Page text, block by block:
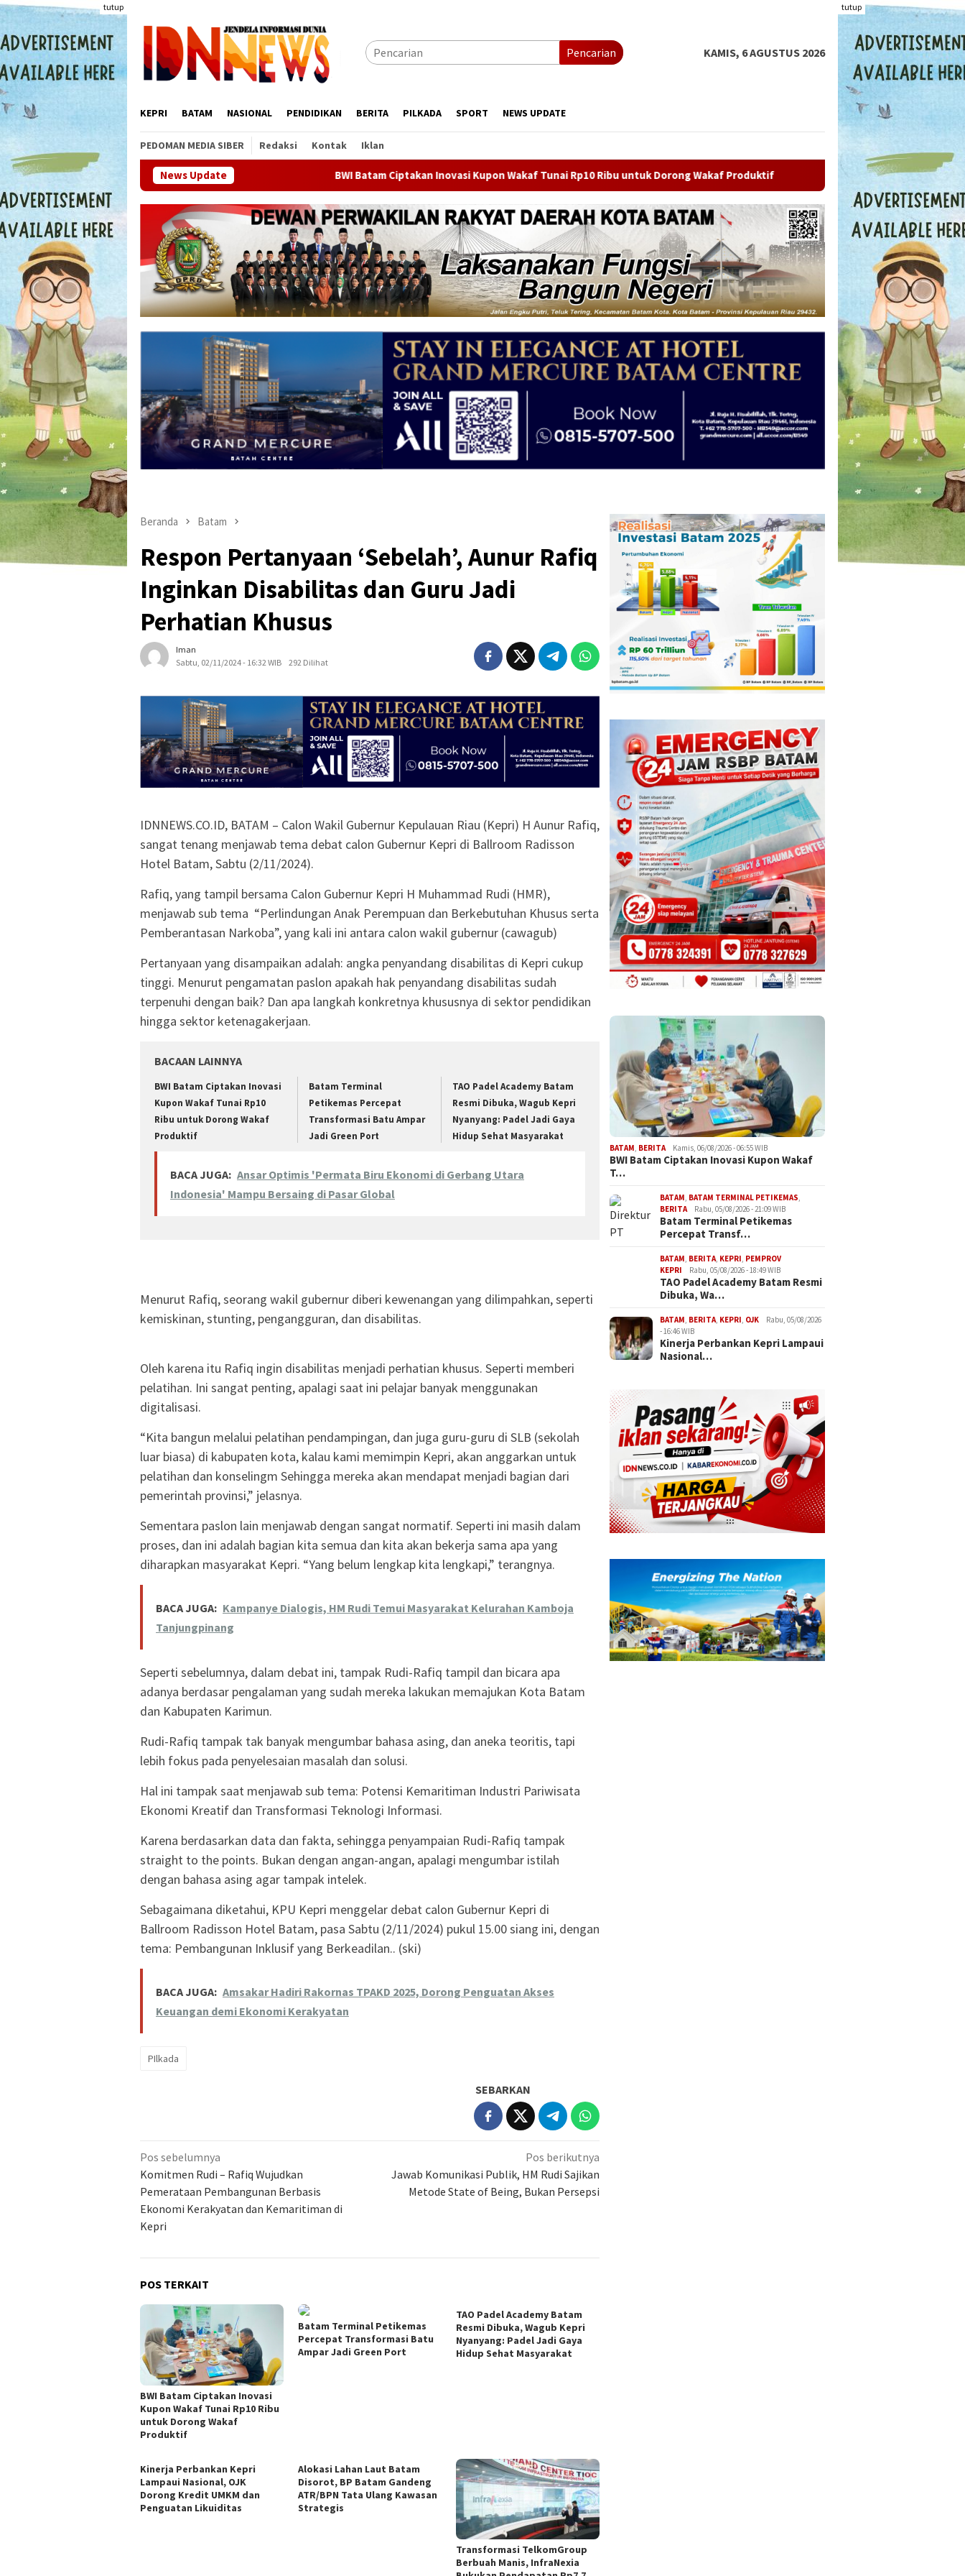
Loncat
ke
konten
tutup tutup
Pencarian KAMIS, 6 AGUSTUS 2026
KEPRI BATAM NASIONAL PENDIDIKAN BERITA PILKADA SPORT NEWS UPDATE
PEDOMAN MEDIA SIBER Redaksi Kontak Iklan
News Update BWI Batam Ciptakan Inovasi Kupon Wakaf Tunai Rp10 Ribu untuk Dorong Wakaf Produktif Batam Terminal Petikemas Percepat Transformasi
Beranda Batam
Respon Pertanyaan ‘Sebelah’, Aunur Rafiq
Inginkan Disabilitas dan Guru Jadi
Perhatian Khusus
Iman
Sabtu, 02/11/2024 - 16:32 WIB
292 Dilihat
IDNNEWS.CO.ID, BATAM – Calon Wakil Gubernur Kepulauan Riau (Kepri) H Aunur Rafiq,
sangat tenang menjawab tema debat calon Gubernur Kepri di Ballroom Radisson
Hotel Batam, Sabtu (2/11/2024).
Rafiq, yang tampil bersama Calon Gubernur Kepri H Muhammad Rudi (HMR),
menjawab sub tema “Perlindungan Anak Perempuan dan Berkebutuhan Khusus serta
Pemberantasan Narkoba”, yang kali ini antara calon wakil gubernur (cawagub)
Pertanyaan yang disampaikan adalah: angka penyandang disabilitas di Kepri cukup
tinggi. Menurut pengamatan paslon apakah hak penyandang disabilitas sudah
terpenuhi dengan baik? Dan apa langkah konkretnya khususnya di sektor pendidikan
hingga sektor ketenagakerjaan.
BACAAN LAINNYA
BWI Batam Ciptakan Inovasi
Kupon Wakaf Tunai Rp10
Ribu untuk Dorong Wakaf
Produktif
Batam Terminal
Petikemas Percepat
Transformasi Batu Ampar
Jadi Green Port
TAO Padel Academy Batam
Resmi Dibuka, Wagub Kepri
Nyanyang: Padel Jadi Gaya
Hidup Sehat Masyarakat
BACA JUGA: Ansar Optimis 'Permata Biru Ekonomi di Gerbang Utara
Indonesia' Mampu Bersaing di Pasar Global
Menurut Rafiq, seorang wakil gubernur diberi kewenangan yang dilimpahkan, seperti
kemiskinan, stunting, pengangguran, dan disabilitas.
Oleh karena itu Rafiq ingin disabilitas menjadi perhatian khusus. Seperti memberi
pelatihan. Ini sangat penting, apalagi saat ini pelajar banyak menggunakan
digitalisasi.
“Kita bangun melalui pelatihan pendampingan, dan juga guru-guru di SLB (sekolah
luar biasa) di kabupaten kota, kalau kami memimpin Kepri, akan anggarkan untuk
pelatihan dan konselingm Sehingga mereka akan mendapat menjadi bagian dari
pemerintah provinsi,” jelasnya.
Sementara paslon lain menjawab dengan sangat normatif. Seperti ini masih dalam
proses, dan ini adalah bagian kita semua dan kita akan bekerja sama apa yang
diharapkan masyarakat Kepri. “Yang belum lengkap kita lengkapi,” terangnya.
BACA JUGA: Kampanye Dialogis, HM Rudi Temui Masyarakat Kelurahan Kamboja
Tanjungpinang
Seperti sebelumnya, dalam debat ini, tampak Rudi-Rafiq tampil dan bicara apa
adanya berdasar pengalaman yang sudah mereka lakukan memajukan Kota Batam
dan Kabupaten Karimun.
Rudi-Rafiq tampak tak banyak mengumbar bahasa asing, dan aneka teoritis, tapi
lebih fokus pada penyelesaian masalah dan solusi.
Hal ini tampak saat menjawab sub tema: Potensi Kemaritiman Industri Pariwisata
Ekonomi Kreatif dan Transformasi Teknologi Informasi.
Karena berdasarkan data dan fakta, sehingga penyampaian Rudi-Rafiq tampak
straight to the points. Bukan dengan angan-angan, apalagi mengumbar istilah
dengan bahasa asing agar tampak intelek.
Sebagaimana diketahui, KPU Kepri menggelar debat calon Gubernur Kepri di
Ballroom Radisson Hotel Batam, pasa Sabtu (2/11/2024) pukul 15.00 siang ini, dengan
tema: Pembangunan Inklusif yang Berkeadilan.. (ski)
BACA JUGA: Amsakar Hadiri Rakornas TPAKD 2025, Dorong Penguatan Akses
Keuangan demi Ekonomi Kerakyatan
PIlkada
SEBARKAN
Navigasi
pos
Pos sebelumnya
Komitmen Rudi – Rafiq Wujudkan
Pemerataan Pembangunan Berbasis
Ekonomi Kerakyatan dan Kemaritiman di
Kepri
Pos berikutnya
Jawab Komunikasi Publik, HM Rudi Sajikan
Metode State of Being, Bukan Persepsi
POS TERKAIT
BWI Batam Ciptakan Inovasi
Kupon Wakaf Tunai Rp10 Ribu
untuk Dorong Wakaf
Produktif
Batam Terminal Petikemas
Percepat Transformasi Batu
Ampar Jadi Green Port
TAO Padel Academy Batam
Resmi Dibuka, Wagub Kepri
Nyanyang: Padel Jadi Gaya
Hidup Sehat Masyarakat
Kinerja Perbankan Kepri
Lampaui Nasional, OJK
Dorong Kredit UMKM dan
Penguatan Likuiditas
Alokasi Lahan Laut Batam
Disorot, BP Batam Gandeng
ATR/BPN Tata Ulang Kawasan
Strategis
Transformasi TelkomGroup
Berbuah Manis, InfraNexia
BATAM, BERITA Kamis, 06/08/2026 - 06:55 WIB
BWI Batam Ciptakan Inovasi Kupon Wakaf
T…
BATAM, BATAM TERMINAL PETIKEMAS,
BERITA
Rabu, 05/08/2026 - 21:09 WIB
Batam Terminal Petikemas
Percepat Transf…
BATAM, BERITA, KEPRI, PEMPROV
KEPRI
Rabu, 05/08/2026 - 18:49 WIB
TAO Padel Academy Batam Resmi
Dibuka, Wa…
BATAM, BERITA, KEPRI, OJK
Rabu, 05/08/2026
- 16:46 WIB
Kinerja Perbankan Kepri Lampaui
Nasional…